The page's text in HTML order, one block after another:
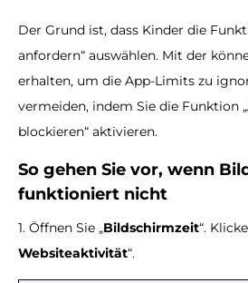
Der Grund ist, dass Kinder die
anfordern“ auswählen. Mit der
erhalten, um die App-Limits zu
vermeiden, indem Sie die Funktion
blockieren“ aktivieren.
So gehen Sie vor, wenn
funktioniert nicht
1. Öffnen Sie „Bildschirmzeit“.
Websiteaktivität“.